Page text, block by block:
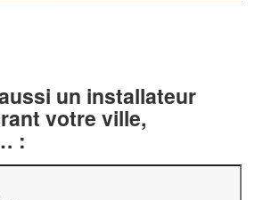
un installateur
votre ville,
: